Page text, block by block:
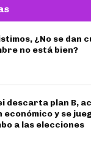
¿No se dan
no está bien?
descarta plan B,
económico y se
a las elecciones